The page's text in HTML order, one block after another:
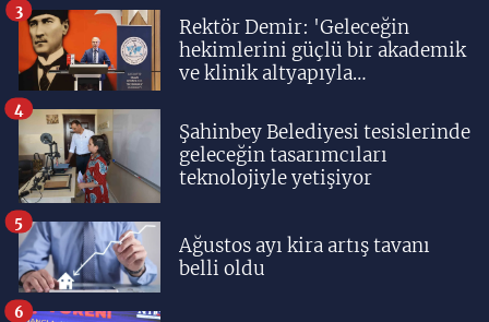
Rektör Demir: 'Geleceğin
hekimlerini güçlü bir akademik
ve klinik altyapıyla
3
Şahinbey Belediyesi tesislerinde
geleceğin tasarımcıları
teknolojiyle yetişiyor
4
Ağustos ayı kira artış tavanı
belli oldu
5
6